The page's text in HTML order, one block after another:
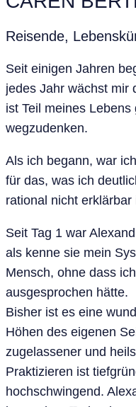
Reisende,
Seit einigen Jahren
jedes Jahr wächst mir
ist Teil meines
wegzudenken.
Als ich begann, war
für das, was ich
rational nicht erklärbar
Seit Tag 1 war
als kenne sie mein
Mensch, ohne dass
ausgesprochen hätte.
Bisher ist es eine
Höhen des eigenen
zugelassener und
Praktizieren ist
hochschwingend.